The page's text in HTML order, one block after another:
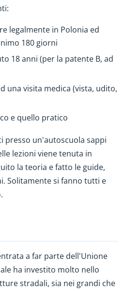
legalmente in Polonia ed
180 giorni
18 anni (per la patente B, ad
una visita medica (vista, udito,
e quello pratico
presso un'autoscuola sappi
lezioni viene tenuta in
la teoria e fatto le guide,
Solitamente si fanno tutti e
a far parte dell'Unione
ha investito molto nello
stradali, sia nei grandi che